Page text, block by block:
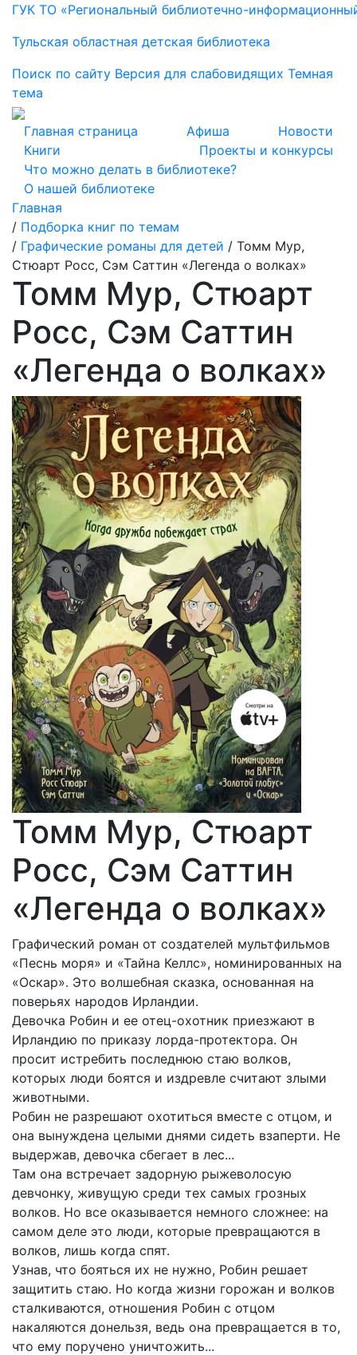
ГУК ТО «Региональный библиотечно-
Тульская областная детская библиотека
Поиск по сайту Версия для слабовидящих Темная
тема
Главная страница Афиша
Новости
Книги
Проекты и конкурсы
Что можно делать в библиотеке?
О нашей библиотеке
Главная
/ Подборка книг по темам
/ Графические романы для детей / Томм Мур,
Стюарт Росс, Сэм Саттин «Легенда о волках»
Томм Мур, Стюарт
Росс, Сэм Саттин
«Легенда о волках»
Томм Мур, Стюарт
Росс, Сэм Саттин
«Легенда о волках»
Графический роман от создателей мультфильмов
«Песнь моря» и «Тайна Келлс», номинированных на
«Оскар». Это волшебная сказка, основанная на
поверьях народов Ирландии.
Девочка Робин и ее отец-охотник приезжают в
Ирландию по приказу лорда-протектора. Он
просит истребить последнюю стаю волков,
которых люди боятся и издревле считают злыми
животными.
Робин не разрешают охотиться вместе с отцом, и
она вынуждена целыми днями сидеть взаперти. Не
выдержав, девочка сбегает в лес...
Там она встречает задорную рыжеволосую
девчонку, живущую среди тех самых грозных
волков. Но все оказывается немного сложнее: на
самом деле это люди, которые превращаются в
волков, лишь когда спят.
Узнав, что бояться их не нужно, Робин решает
защитить стаю. Но когда жизни горожан и волков
сталкиваются, отношения Робин с отцом
накаляются донельзя, ведь она превращается в то,
что ему поручено уничтожить...